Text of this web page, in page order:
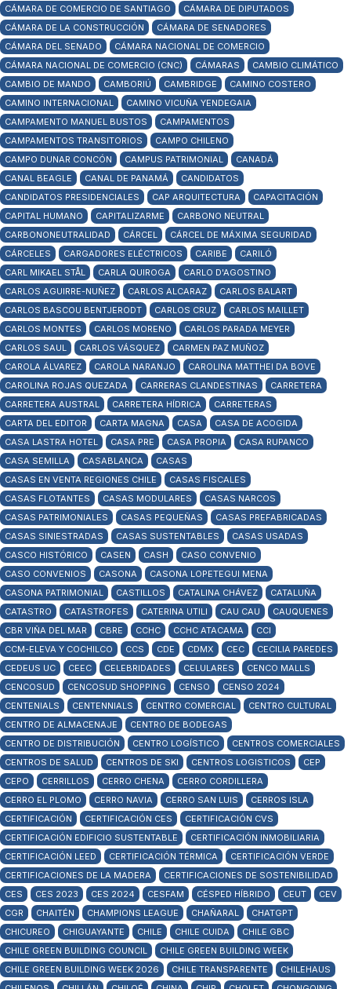
CÁMARA DE COMERCIO DE SANTIAGO
CÁMARA DE DIPUTADOS
CÁMARA DE LA CONSTRUCCIÓN
CÁMARA DE SENADORES
CÁMARA DEL SENADO
CÁMARA NACIONAL DE COMERCIO
CÁMARA NACIONAL DE COMERCIO (CNC)
CÁMARAS
CAMBIO CLIMÁTICO
CAMBIO DE MANDO
CAMBORIÚ CAMBRIDGE
CAMINO COSTERO
CAMINO INTERNACIONAL
CAMINO VICUÑA YENDEGAIA
CAMPAMENTO MANUEL BUSTOS
CAMPAMENTOS
CAMPAMENTOS TRANSITORIOS
CAMPO CHILENO
CAMPO DUNAR CONCÓN
CAMPUS PATRIMONIAL
CANADÁ
CANAL BEAGLE
CANAL DE PANAMÁ
CANDIDATOS
CANDIDATOS PRESIDENCIALES
CAP ARQUITECTURA
CAPACITACIÓN
CAPITAL HUMANO
CAPITALIZARME
CARBONO NEUTRAL
CARBONONEUTRALIDAD
CÁRCEL
CÁRCEL DE MÁXIMA SEGURIDAD
CÁRCELES
CARGADORES ELÉCTRICOS CARIBE
CARILÓ
CARL MIKAEL STÅL
CARLA QUIROGA
CARLO D'AGOSTINO
CARLOS AGUIRRE-NUÑEZ
CARLOS ALCARAZ
CARLOS BALART
CARLOS BASCOU BENTJERODT
CARLOS CRUZ
CARLOS MAILLET
CARLOS MONTES
CARLOS MORENO
CARLOS PARADA MEYER
CARLOS SAUL
CARLOS VÁSQUEZ
CARMEN PAZ MUÑOZ
CAROLA ÁLVAREZ
CAROLA NARANJO
CAROLINA MATTHEI DA BOVE
CAROLINA ROJAS QUEZADA
CARRERAS CLANDESTINAS
CARRETERA
CARRETERA AUSTRAL
CARRETERA HÍDRICA
CARRETERAS
CARTA DEL EDITOR
CARTA MAGNA CASA
CASA DE ACOGIDA
CASA LASTRA HOTEL
CASA PRE CASA PROPIA
CASA RUPANCO
CASA SEMILLA
CASABLANCA
CASAS
CASAS EN VENTA REGIONES CHILE
CASAS FISCALES
CASAS FLOTANTES
CASAS MODULARES
CASAS NARCOS
CASAS PATRIMONIALES
CASAS PEQUEÑAS
CASAS PREFABRICADAS
CASAS SINIESTRADAS
CASAS SUSTENTABLES
CASAS USADAS
CASCO HISTÓRICO
CASEN CASH
CASO CONVENIO
CASO CONVENIOS
CASONA
CASONA LOPETEGUI MENA
CASONA PATRIMONIAL
CASTILLOS CATALINA CHÁVEZ
CATALUÑA
CATASTRO
CATASTROFES CATERINA UTILI CAU CAU
CAUQUENES
CBR VIÑA DEL MAR
CBRE CCHC CCHC ATACAMA
CCI
CCM-ELEVA Y COCHILCO
CCS CDE CDMX CEC
CECILIA PAREDES
CEDEUS UC
CEEC CELEBRIDADES CELULARES
CENCO MALLS
CENCOSUD
CENCOSUD SHOPPING CENSO
CENSO 2024
CENTENIALS
CENTENNIALS CENTRO COMERCIAL
CENTRO CULTURAL
CENTRO DE ALMACENAJE
CENTRO DE BODEGAS
CENTRO DE DISTRIBUCIÓN
CENTRO LOGÍSTICO
CENTROS COMERCIALES
CENTROS DE SALUD
CENTROS DE SKI CENTROS LOGISTICOS
CEP
CEPO
CERRILLOS CERRO CHENA
CERRO CORDILLERA
CERRO EL PLOMO
CERRO NAVIA CERRO SAN LUIS
CERROS ISLA
CERTIFICACIÓN
CERTIFICACIÓN CES
CERTIFICACIÓN CVS
CERTIFICACIÓN EDIFICIO SUSTENTABLE
CERTIFICACIÓN INMOBILIARIA
CERTIFICACIÓN LEED
CERTIFICACIÓN TÉRMICA
CERTIFICACIÓN VERDE
CERTIFICACIONES DE LA MADERA
CERTIFICACIONES DE SOSTENIBILIDAD
CES
CES 2023 CES 2024 CESFAM CÉSPED HÍBRIDO CEUT
CEV
CGR
CHAITÉN CHAMPIONS LEAGUE CHAÑARAL
CHATGPT
CHICUREO
CHIGUAYANTE CHILE CHILE CUIDA
CHILE GBC
CHILE GREEN BUILDING COUNCIL
CHILE GREEN BUILDING WEEK
CHILE GREEN BUILDING WEEK 2026
CHILE TRANSPARENTE
CHILEHAUS